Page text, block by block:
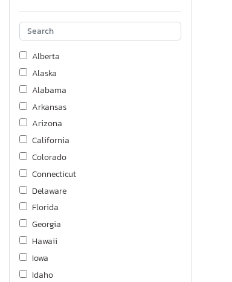
Alberta
Alaska
Alabama
Arkansas
Arizona
California
Colorado
Connecticut
Delaware
Florida
Georgia
Hawaii
Iowa
Idaho